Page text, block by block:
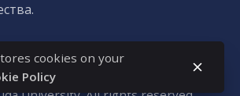
cookies on your
Policy